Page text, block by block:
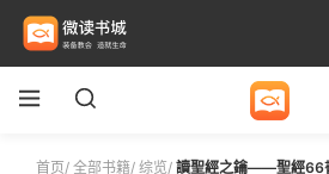
首页/ 全部书籍/ 综览/ 讀聖經之鑰——聖經66